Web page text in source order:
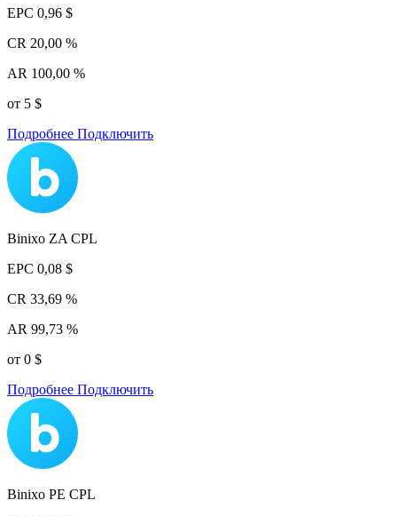
EPC 0,96 $
CR 20,00 %
AR 100,00 %
от 5 $
Подробнее Подключить
Binixo ZA CPL
EPC 0,08 $
CR 33,69 %
AR 99,73 %
от 0 $
Подробнее Подключить
Binixo PE CPL